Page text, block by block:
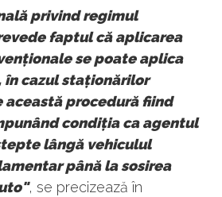
privind regimul
faptul că aplicarea
se poate aplica
în cazul staționărilor
procedură fiind
condiția ca agentul
lângă vehiculul
până la sosirea
, se precizează în